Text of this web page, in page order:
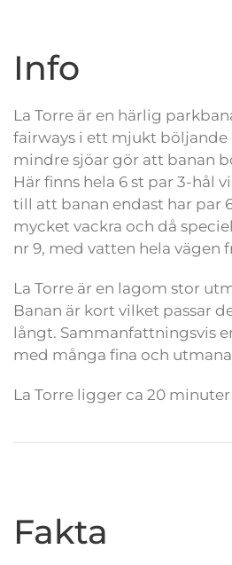
Info
La Torre är en härlig
fairways i ett mjukt böljande
mindre sjöar gör att banan
Här finns hela 6 st par 3-hål
till att banan endast har par
mycket vackra och då
nr 9, med vatten hela vägen
La Torre är en lagom stor
Banan är kort vilket passar
långt. Sammanfattningsvis
med många fina och
La Torre ligger ca 20
Fakta